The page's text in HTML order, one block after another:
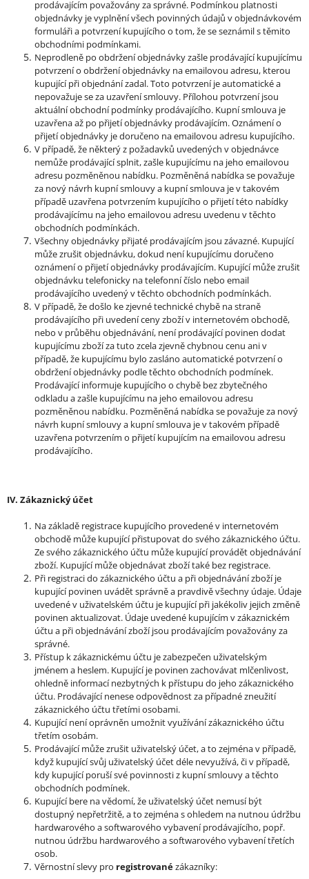
prodávajícím považovány za správné. Podmínkou platnosti
objednávky je vyplnění všech povinných údajů v objednávkovém
formuláři a potvrzení kupujícího o tom, že se seznámil s těmito
obchodními podmínkami.
Neprodleně po obdržení objednávky zašle prodávající kupujícímu
potvrzení o obdržení objednávky na emailovou adresu, kterou
kupující při objednání zadal. Toto potvrzení je automatické a
nepovažuje se za uzavření smlouvy. Přílohou potvrzení jsou
aktuální obchodní podmínky prodávajícího. Kupní smlouva je
uzavřena až po přijetí objednávky prodávajícím. Oznámení o
přijetí objednávky je doručeno na emailovou adresu kupujícího.
V případě, že některý z požadavků uvedených v objednávce
nemůže prodávající splnit, zašle kupujícímu na jeho emailovou
adresu pozměněnou nabídku. Pozměněná nabídka se považuje
za nový návrh kupní smlouvy a kupní smlouva je v takovém
případě uzavřena potvrzením kupujícího o přijetí této nabídky
prodávajícímu na jeho emailovou adresu uvedenu v těchto
obchodních podmínkách.
Všechny objednávky přijaté prodávajícím jsou závazné. Kupující
může zrušit objednávku, dokud není kupujícímu doručeno
oznámení o přijetí objednávky prodávajícím. Kupující může zrušit
objednávku telefonicky na telefonní číslo nebo email
prodávajícího uvedený v těchto obchodních podmínkách.
V případě, že došlo ke zjevné technické chybě na straně
prodávajícího při uvedení ceny zboží v internetovém obchodě,
nebo v průběhu objednávání, není prodávající povinen dodat
kupujícímu zboží za tuto zcela zjevně chybnou cenu ani v
případě, že kupujícímu bylo zasláno automatické potvrzení o
obdržení objednávky podle těchto obchodních podmínek.
Prodávající informuje kupujícího o chybě bez zbytečného
odkladu a zašle kupujícímu na jeho emailovou adresu
pozměněnou nabídku. Pozměněná nabídka se považuje za nový
návrh kupní smlouvy a kupní smlouva je v takovém případě
uzavřena potvrzením o přijetí kupujícím na emailovou adresu
prodávajícího.
IV. Zákaznický účet
Na základě registrace kupujícího provedené v internetovém
obchodě může kupující přistupovat do svého zákaznického účtu.
Ze svého zákaznického účtu může kupující provádět objednávání
zboží. Kupující může objednávat zboží také bez registrace.
Při registraci do zákaznického účtu a při objednávání zboží je
kupující povinen uvádět správně a pravdivě všechny údaje. Údaje
uvedené v uživatelském účtu je kupující při jakékoliv jejich změně
povinen aktualizovat. Údaje uvedené kupujícím v zákaznickém
účtu a při objednávání zboží jsou prodávajícím považovány za
správné.
Přístup k zákaznickému účtu je zabezpečen uživatelským
jménem a heslem. Kupující je povinen zachovávat mlčenlivost,
ohledně informací nezbytných k přístupu do jeho zákaznického
účtu. Prodávající nenese odpovědnost za případné zneužití
zákaznického účtu třetími osobami.
Kupující není oprávněn umožnit využívání zákaznického účtu
třetím osobám.
Prodávající může zrušit uživatelský účet, a to zejména v případě,
když kupující svůj uživatelský účet déle nevyužívá, či v případě,
kdy kupující poruší své povinnosti z kupní smlouvy a těchto
obchodních podmínek.
Kupující bere na vědomí, že uživatelský účet nemusí být
dostupný nepřetržitě, a to zejména s ohledem na nutnou údržbu
hardwarového a softwarového vybavení prodávajícího, popř.
nutnou údržbu hardwarového a softwarového vybavení třetích
osob.
Věrnostní slevy pro registrovanézákazníky: